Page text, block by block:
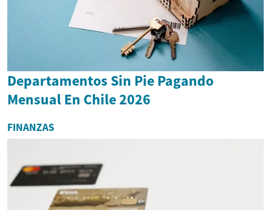
Departamentos Sin Pie Pagando
Mensual En Chile 2026
FINANZAS